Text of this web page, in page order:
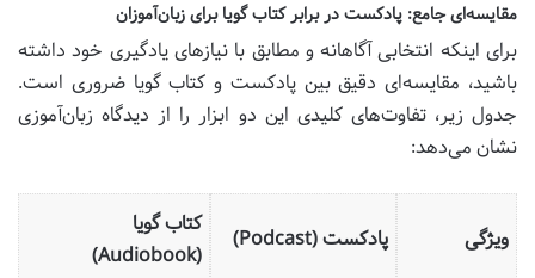
مقایسه‌ای جامع: پادکست در برابر کتاب گویا برای زبان‌آموزان
برای اینکه انتخابی آگاهانه و مطابق با نیازهای یادگیری خود داشته
باشید، مقایسه‌ای دقیق بین پادکست و کتاب گویا ضروری است.
جدول زیر، تفاوت‌های کلیدی این دو ابزار را از دیدگاه زبان‌آموزی
نشان می‌دهد:
ویژگی پادکست (Podcast)
کتاب گویا
(Audiobook)